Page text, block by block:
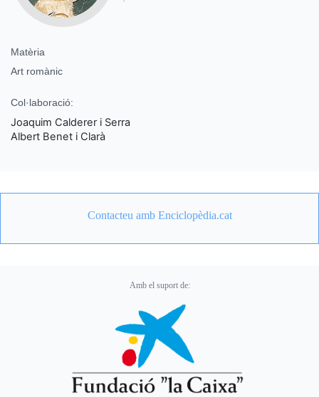
Matèria
Art romànic
Col·laboració:
Joaquim Calderer i Serra
Albert Benet i Clarà
Contacteu amb Enciclopèdia.cat
Amb el suport de: